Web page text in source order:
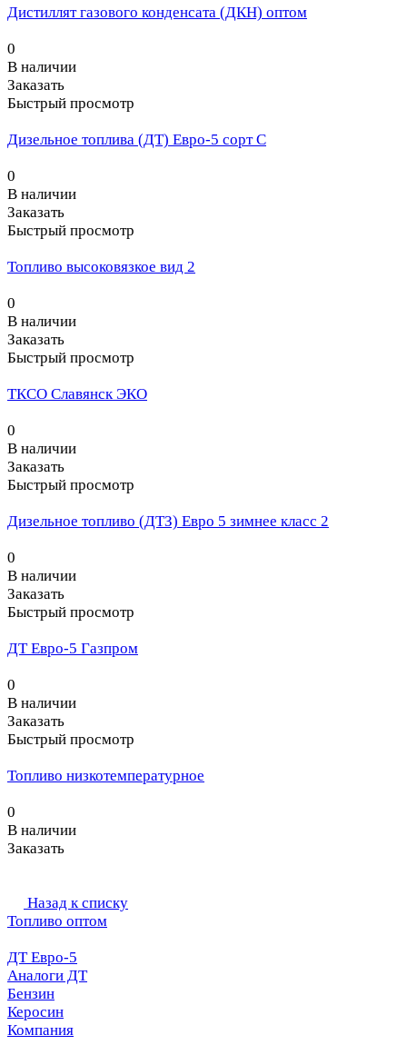
Дистиллят газового конденсата (ДКН) оптом
0
В наличии
Заказать
Быстрый просмотр
Дизельное топлива (ДТ) Евро-5 сорт С
0
В наличии
Заказать
Быстрый просмотр
Топливо высоковязкое вид 2
0
В наличии
Заказать
Быстрый просмотр
ТКСО Славянск ЭКО
0
В наличии
Заказать
Быстрый просмотр
Дизельное топливо (ДТЗ) Евро 5 зимнее класс 2
0
В наличии
Заказать
Быстрый просмотр
ДТ Евро-5 Газпром
0
В наличии
Заказать
Быстрый просмотр
Топливо низкотемпературное
0
В наличии
Заказать
Назад к списку
Топливо оптом
ДТ Евро-5
Аналоги ДТ
Бензин
Керосин
Компания